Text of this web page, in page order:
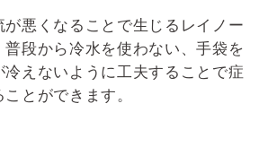
悪くなることで生じるレイノー
段から冷水を使わない、手袋を
えないように工夫することで症
とができます。